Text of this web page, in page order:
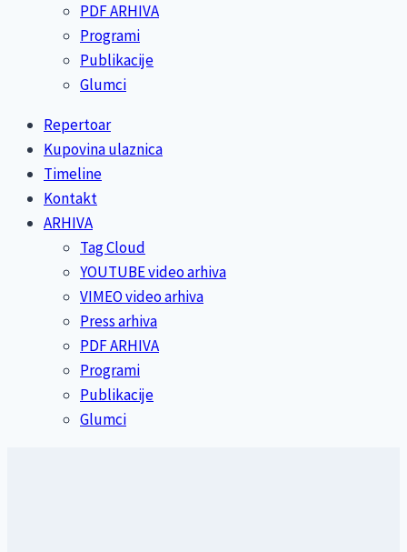
PDF ARHIVA
Programi
Publikacije
Glumci
Repertoar
Kupovina ulaznica
Timeline
Kontakt
ARHIVA
Tag Cloud
YOUTUBE video arhiva
VIMEO video arhiva
Press arhiva
PDF ARHIVA
Programi
Publikacije
Glumci